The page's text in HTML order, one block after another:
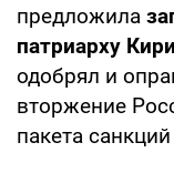
предложила
патриарху
одобрял и
вторжение
пакета